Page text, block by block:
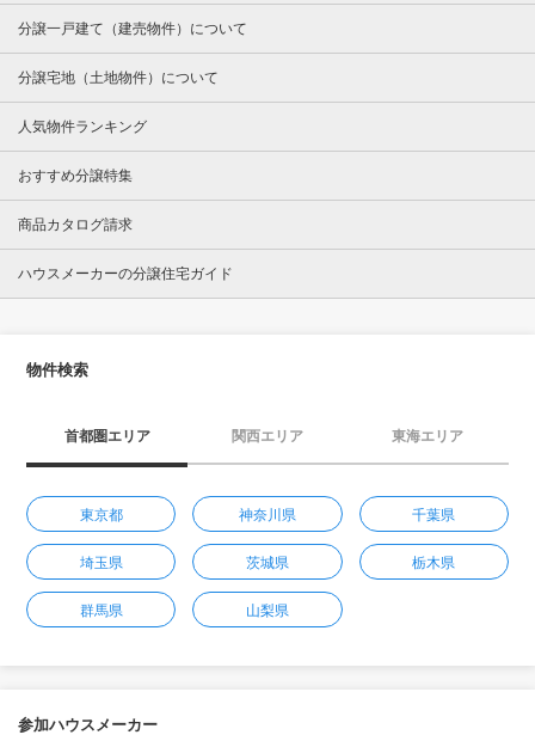
分譲一戸建て（建売物件）について
分譲宅地（土地物件）について
人気物件ランキング
おすすめ分譲特集
商品カタログ請求
ハウスメーカーの分譲住宅ガイド
物件検索
首都圏エリア 関西エリア 東海エリア
東京都 神奈川県 千葉県
埼玉県 茨城県 栃木県
群馬県 山梨県
参加ハウスメーカー